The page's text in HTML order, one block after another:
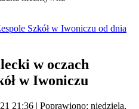
Szkół w Iwoniczu od dnia
w oczach
w Iwoniczu
21:36 | Poprawiono: niedziela,